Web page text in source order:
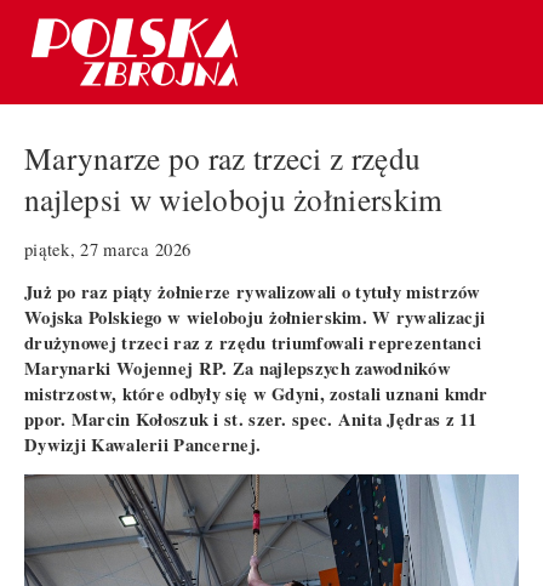
Marynarze po raz trzeci z rzędu
najlepsi w wieloboju żołnierskim
piątek, 27 marca 2026
Już po raz piąty żołnierze rywalizowali o tytuły mistrzów
Wojska Polskiego w wieloboju żołnierskim. W rywalizacji
drużynowej trzeci raz z rzędu triumfowali reprezentanci
Marynarki Wojennej RP. Za najlepszych zawodników
mistrzostw, które odbyły się w Gdyni, zostali uznani kmdr
ppor. Marcin Kołoszuk i st. szer. spec. Anita Jędras z 11
Dywizji Kawalerii Pancernej.